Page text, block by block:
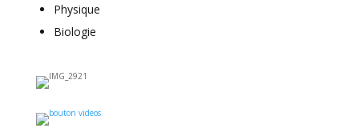
Physique
Biologie